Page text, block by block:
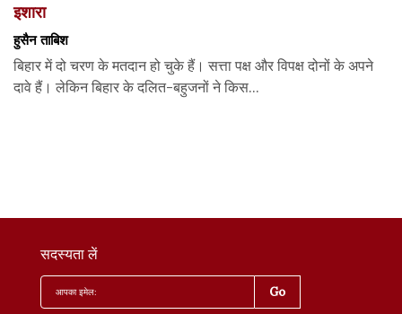
इशारा
हुसैन ताबिश
बिहार में दो चरण के मतदान हो चुके हैं। सत्ता पक्ष और विपक्ष दोनों के अपने
दावे हैं। लेकिन बिहार के दलित-बहुजनों ने किस...
सदस्यता लें